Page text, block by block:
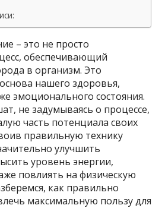
– это не просто
обеспечивающий
в организм. Это
нашего здоровья,
эмоционального состояния.
не задумываясь о процессе,
часть потенциала своих
правильную технику
улучшить
уровень энергии,
повлиять на физическую
как правильно
максимальную пользу для